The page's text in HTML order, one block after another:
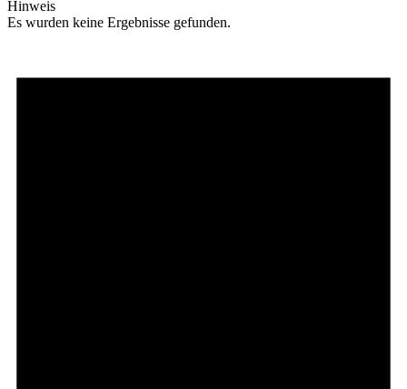
Hinweis
Es wurden keine Ergebnisse gefunden.